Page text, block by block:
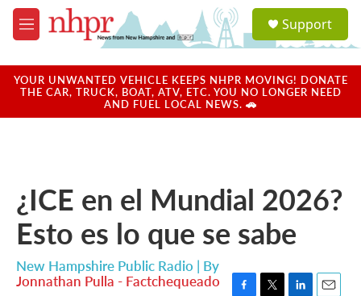
Skip to main content
M
e
u
a
u
Support
YOUR UNWANTED VEHICLE KEEPS NHPR MOVING! DONATE
THE CAR, TRUCK, BOAT, ATV, ETC. YOU NO LONGER NEED
AND FUEL LOCAL NEWS. 🚗
¿ICE en el Mundial 2026?
Esto es lo que se sabe
New Hampshire Public Radio | By
Jonnathan Pulla - Factchequeado